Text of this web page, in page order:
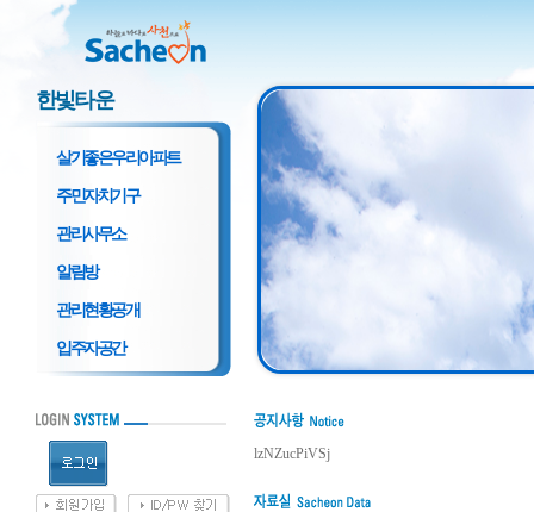
한빛타운
살기좋은우리아파트
주민자치기구
관리사무소
알림방
관리현황공개
입주자공간
lzNZucPiVSj